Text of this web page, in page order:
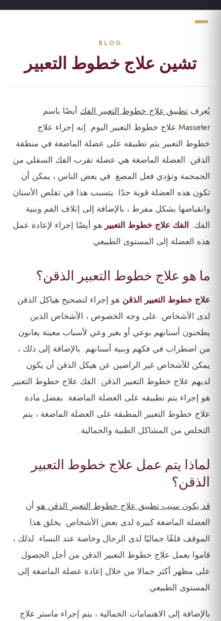
تشين علاج خطوط التعبير
يُعرف تطبيق علاج خطوط التعبير الفك أيضًا باسم
Masseter علاج خطوط التعبير اليوم. إنه إجراء علاج
خطوط التعبير يتم تطبيقه على عضلة الماضغة في منطقة
الذقن. العضلة الماضغة هي عضلة تقرب الفك السفلي من
الجمجمة وتؤدي فعل المضغ. في بعض الناس ، يمكن أن
تكون هذه العضلة قوية جدًا. يتسبب هذا في تقلص الأسنان
وانقباضها بشكل مفرط ، بالإضافة إلى إتلاف الفم وبنية
الفك. الفك علاج خطوط التعبير هو أيضًا إجراء لإعادة عمل
هذه العضلة إلى المستوى الطبيعي.
ما هو علاج خطوط التعبير الذقن؟
علاج خطوط التعبير الذقن هو إجراء لتصحيح هياكل الذقن
لدى الأشخاص. على وجه الخصوص ، الأشخاص الذين
يطحنون أسنانهم بوعي أو بغير وعي لأسباب معينة يعانون
من اضطراب في فكهم وبنية أسنانهم. بالإضافة إلى ذلك ،
يمكن للأشخاص غير الراضين عن هيكل الذقن أن يكون
لديهم علاج خطوط التعبير الذقن. الفك علاج خطوط التعبير
هو إجراء يتم تطبيقه على العضلة الماضغة. بفضل مادة
علاج خطوط التعبير المطبقة على العضلة الماضغة ، يتم
التخلص من المشاكل الطبية والجمالية.
لماذا يتم عمل علاج خطوط التعبير
الذقن؟
قد يكون سبب تطبيق علاج خطوط التعبير الذقن هو أن
العضلة الماضغة كبيرة لدى بعض الأشخاص. يخلق هذا
الموقف قلقًا جماليًا لدى الرجال وخاصة عند النساء. لذلك ،
قاموا بعمل علاج خطوط التعبير الذقن من أجل الحصول
على مظهر أكثر جمالا من خلال إعادة عضلة الماضغة إلى
المستوى الطبيعي.
بالإضافة إلى الاهتمامات الجمالية ، يتم إجراء ماستر علاج